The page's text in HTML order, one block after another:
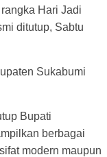
Hari Jadi
ditutup, Sabtu
Sukabumi
Bupati
berbagai
modern maupun